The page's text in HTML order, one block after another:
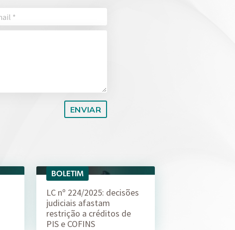
04/08
BOLETIM
LC nº 224/2025: decisões
judiciais afastam
restrição a créditos de
PIS e COFINS